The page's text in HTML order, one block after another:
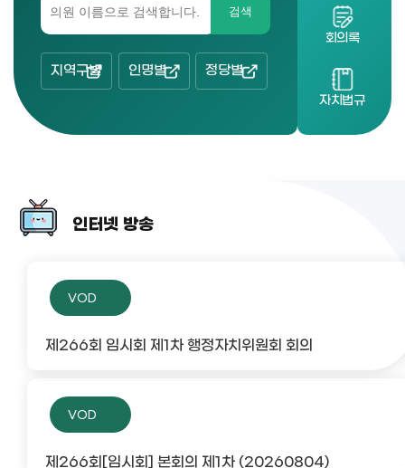
검색
지역구별 인명별 정당별
회의록
자치법규
인터넷 방송
VOD
제266회 임시회 제1차 행정자치위원회 회의
VOD
제266회[임시회] 본회의 제1차 (20260804)